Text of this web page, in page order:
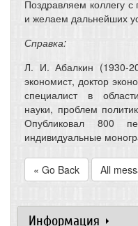
Поздравляем коллегу
и желаем дальнейших
Справка:
Л. И. Абалкин (1930-
экономист, доктор
специалист в
науки, проблем
Опубликовал 800
индивидуальные
« Go Back All
Информация